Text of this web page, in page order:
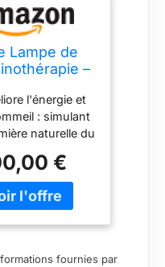
Lampe de
–
UV 10 000
Lumière
LED –
de
D –
et
l'énergie et
: simulant
naturelle du
Vive fournit
sans UV
intensités de
€
fournies par